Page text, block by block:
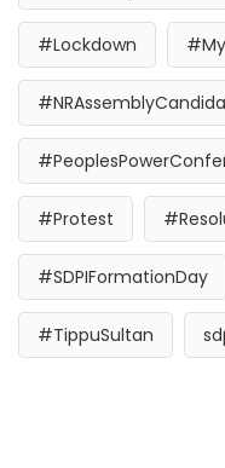
#Lockdown
#Protest
#SDPIFormationDay
#TippuSultan